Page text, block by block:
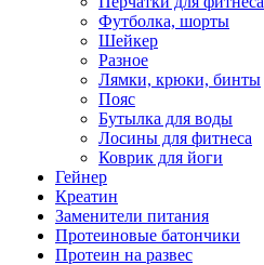
Футболка, шорты
Шейкер
Разное
Лямки, крюки, бинты
Пояс
Бутылка для воды
Лосины для фитнеса
Коврик для йоги
Гейнер
Креатин
Заменители питания
Протеиновые батончики
Протеин на развес